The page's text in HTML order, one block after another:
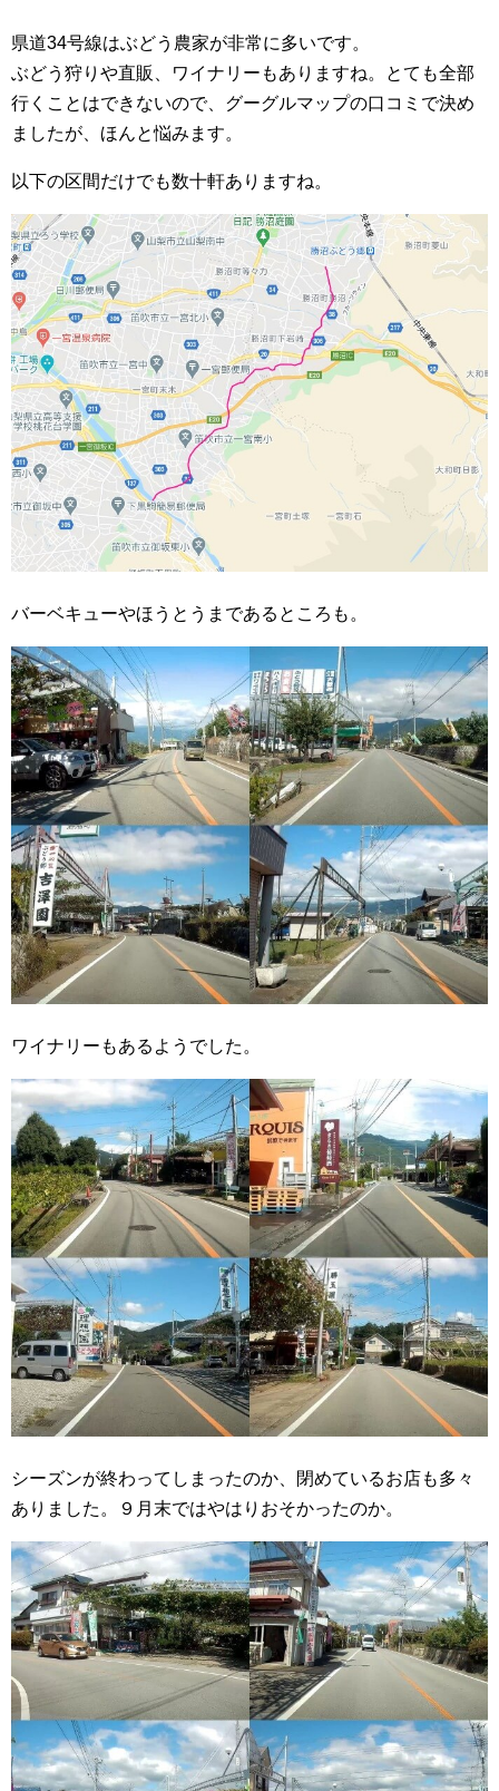
県道34号線はぶどう農家が非常に多いです。
ぶどう狩りや直販、ワイナリーもありますね。とても全部
行くことはできないので、グーグルマップの口コミで決め
ましたが、ほんと悩みます。
以下の区間だけでも数十軒ありますね。
バーベキューやほうとうまであるところも。
ワイナリーもあるようでした。
シーズンが終わってしまったのか、閉めているお店も多々
ありました。９月末ではやはりおそかったのか。